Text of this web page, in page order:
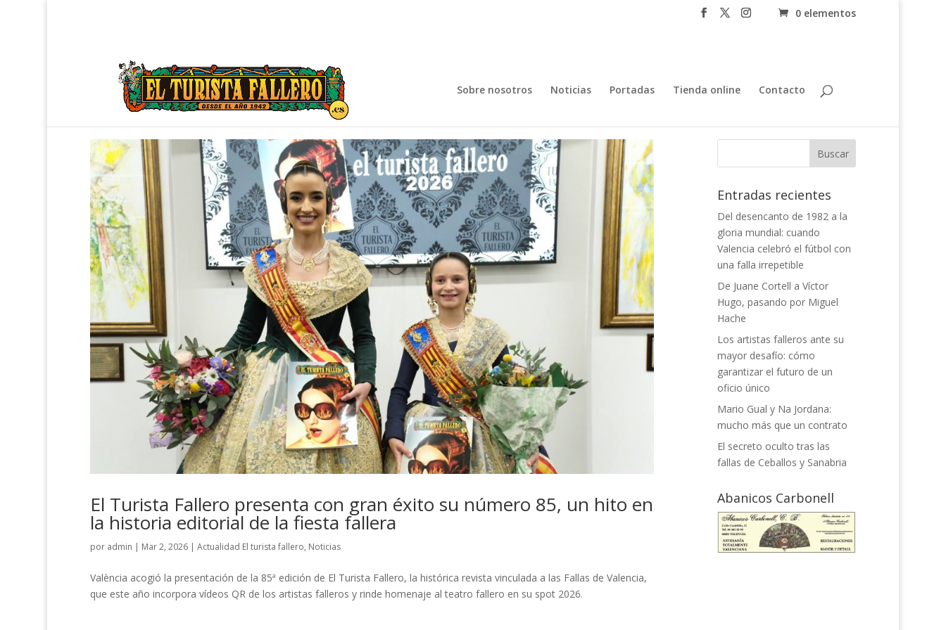
0 elementos
Sobre nosotros Noticias Portadas Tienda online Contacto
El Turista Fallero presenta con gran éxito su número 85, un hito en
la historia editorial de la fiesta fallera
por admin | Mar 2, 2026| Actualidad El turista fallero, Noticias
València acogió la presentación de la 85ª edición de El Turista Fallero, la histórica revista vinculada a las Fallas de Valencia,
que este año incorpora vídeos QR de los artistas falleros y rinde homenaje al teatro fallero en su spot 2026.
Entradas recientes
Del desencanto de 1982 a la
gloria mundial: cuando
Valencia celebró el fútbol con
una falla irrepetible
De Juane Cortell a Víctor
Hugo, pasando por Miguel
Hache
Los artistas falleros ante su
mayor desafío: cómo
garantizar el futuro de un
oficio único
Mario Gual y Na Jordana:
mucho más que un contrato
El secreto oculto tras las
fallas de Ceballos y Sanabria
Abanicos Carbonell